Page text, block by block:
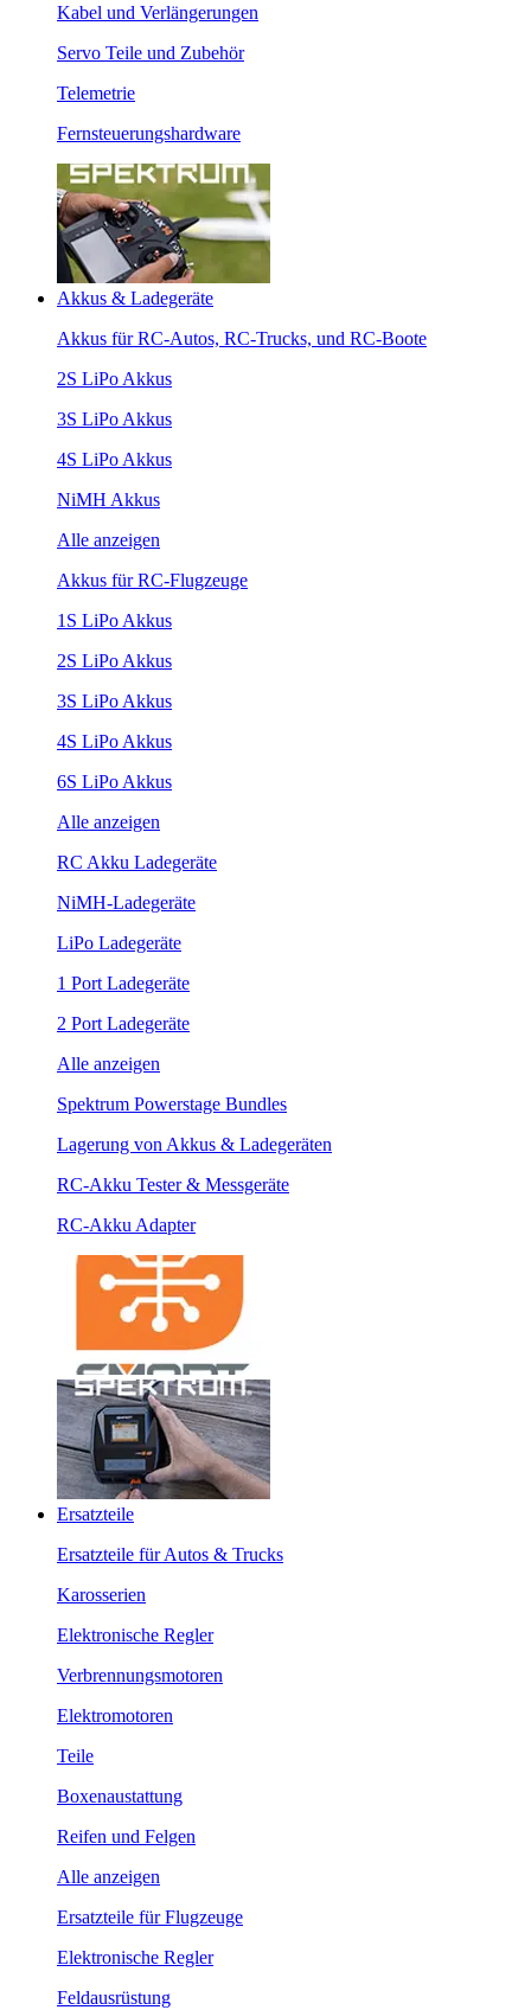
Kabel und Verlängerungen
Servo Teile und Zubehör
Telemetrie
Fernsteuerungshardware
Akkus & Ladegeräte
Akkus für RC-Autos, RC-Trucks, und RC-Boote
2S LiPo Akkus
3S LiPo Akkus
4S LiPo Akkus
NiMH Akkus
Alle anzeigen
Akkus für RC-Flugzeuge
1S LiPo Akkus
2S LiPo Akkus
3S LiPo Akkus
4S LiPo Akkus
6S LiPo Akkus
Alle anzeigen
RC Akku Ladegeräte
NiMH-Ladegeräte
LiPo Ladegeräte
1 Port Ladegeräte
2 Port Ladegeräte
Alle anzeigen
Spektrum Powerstage Bundles
Lagerung von Akkus & Ladegeräten
RC-Akku Tester & Messgeräte
RC-Akku Adapter
Ersatzteile
Ersatzteile für Autos & Trucks
Karosserien
Elektronische Regler
Verbrennungsmotoren
Elektromotoren
Teile
Boxenaustattung
Reifen und Felgen
Alle anzeigen
Ersatzteile für Flugzeuge
Elektronische Regler
Feldausrüstung